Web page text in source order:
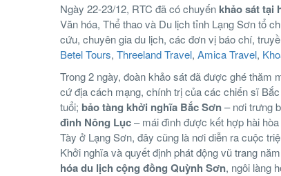
Ngày 22-23/12, RTC đã có chuyến khảo sát tại
Văn hóa, Thể thao và Du lịch tỉnh Lạng Sơn tổ
cứu, chuyên gia du lịch, các đơn vị báo chí,
Betel Tours, Threeland Travel, Amica Travel,
Trong 2 ngày, đoàn khảo sát đã được ghé thăm
cứ địa cách mạng, chính trị của các chiến sĩ
tuổi; bảo tàng khởi nghĩa Bắc Sơn– nơi trưng
đình Nông Lục– mái đình được kết hợp hài
Tày ở Lạng Sơn, đây cũng là nơi diễn ra cuộc
Khởi nghĩa và quyết định phát động vũ trang
hóa du lịch cộng đồng Quỳnh Sơn, ngôi làng